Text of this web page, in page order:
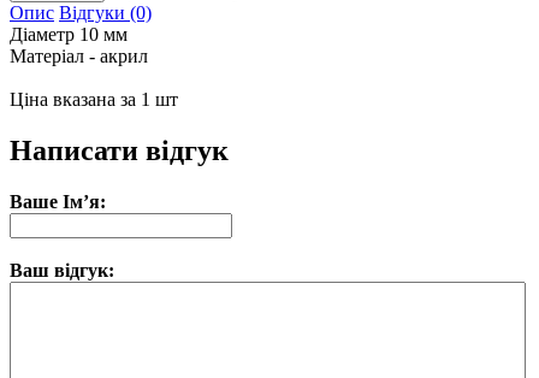
Опис Відгуки (0)
Діаметр 10 мм
Матеріал - акрил
Ціна вказана за 1 шт
Написати відгук
Ваше Ім’я:
Ваш відгук: